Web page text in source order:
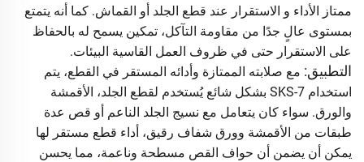
ممتاز الأداء و الاستقرار عند قطع الجلد أو القماش. كما أنه يتمتع
بمستوى عالٍ جدًا من مقاومة التآكل، تمكين يسمح له بالحفاظ
على الاستقرار حتى في ظروف العمل القاسية البيئات.
التطبيق: مع صلابته الممتازة وأدائه المستقر في القطع، يتم
استخدام SKS-7 بشكل شائع
يُستخدم لقطع الجلد، الأقمشة
والورق. سواء كان يتعامل مع نسيج الجلد الناعم أو قص عدة
طبقات من الأقمشة وورق شفاف رقيق، أداء قطع مستقر لها
يمكن أن يضمن أن حواف القص مسطحة وناعمة، مما يحسن